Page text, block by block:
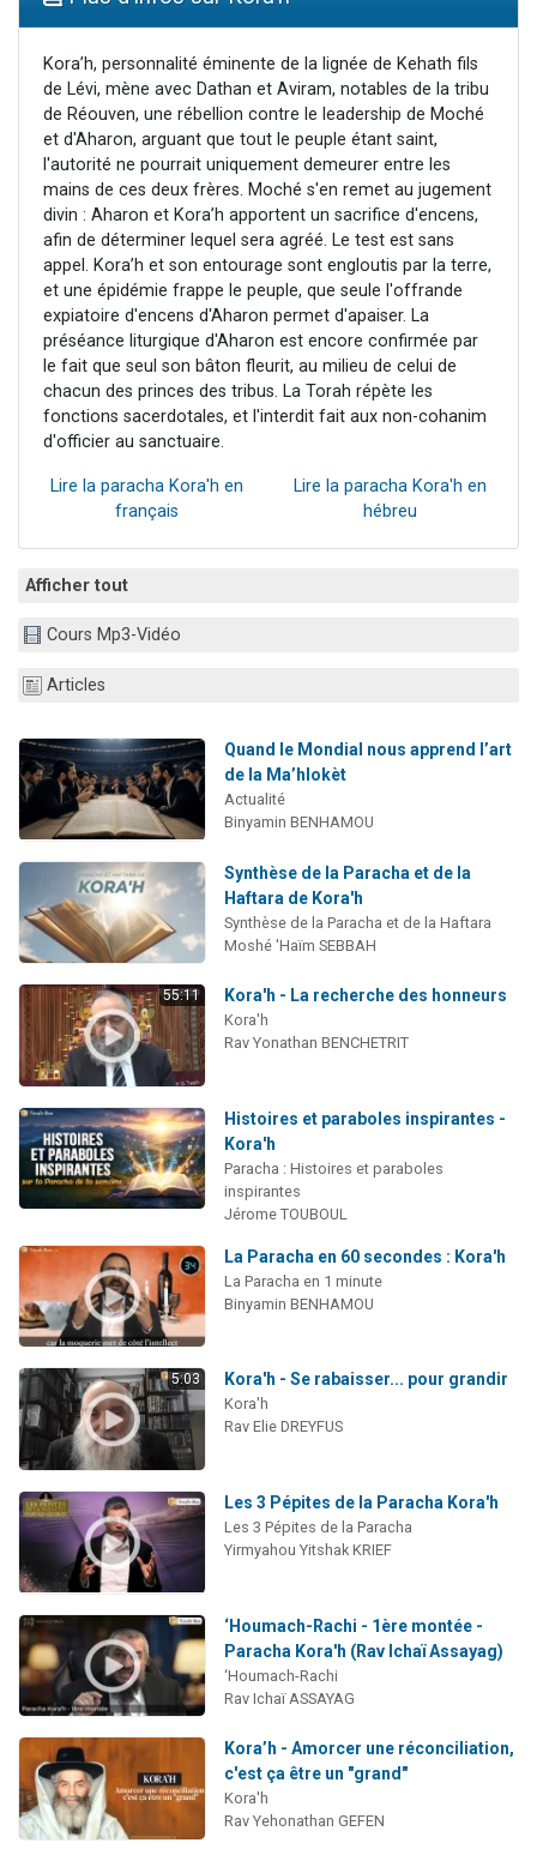
Il reste 49 places pour étudier en groupe sur Zoom
12 nouvelles musiques dans Torah-Box Music
Kora’h, personnalité éminente de la lignée de Kehath fils
de Lévi, mène avec Dathan et Aviram, notables de la tribu
de Réouven, une rébellion contre le leadership de Moché
et d'Aharon, arguant que tout le peuple étant saint,
l'autorité ne pourrait uniquement demeurer entre les
mains de ces deux frères. Moché s'en remet au jugement
divin : Aharon et Kora’h apportent un sacrifice d'encens,
afin de déterminer lequel sera agréé. Le test est sans
appel. Kora’h et son entourage sont engloutis par la terre,
et une épidémie frappe le peuple, que seule l'offrande
expiatoire d'encens d'Aharon permet d'apaiser. La
préséance liturgique d'Aharon est encore confirmée par
le fait que seul son bâton fleurit, au milieu de celui de
chacun des princes des tribus. La Torah répète les
fonctions sacerdotales, et l'interdit fait aux non-cohanim
d'officier au sanctuaire.
Lire la paracha Kora'h en
français
Lire la paracha Kora'h en
hébreu
Afficher tout
Cours Mp3-Vidéo
Articles
Quand le Mondial nous apprend l’art
de la Ma’hlokèt
Actualité
Binyamin BENHAMOU
Synthèse de la Paracha et de la
Haftara de Kora'h
Synthèse de la Paracha et de la Haftara
Moshé 'Haïm SEBBAH
55:11 Kora'h - La recherche des honneurs
Kora'h
Rav Yonathan BENCHETRIT
Histoires et paraboles inspirantes -
Kora'h
Paracha : Histoires et paraboles
inspirantes
Jérome TOUBOUL
La Paracha en 60 secondes : Kora'h
La Paracha en 1 minute
Binyamin BENHAMOU
5:03 Kora'h - Se rabaisser... pour grandir
Kora'h
Rav Elie DREYFUS
Les 3 Pépites de la Paracha Kora'h
Les 3 Pépites de la Paracha
Yirmyahou Yitshak KRIEF
‘Houmach-Rachi - 1ère montée -
Paracha Kora'h (Rav Ichaï Assayag)
‘Houmach-Rachi
Rav Ichaï ASSAYAG
Kora’h - Amorcer une réconciliation,
c'est ça être un "grand"
Kora'h
Rav Yehonathan GEFEN